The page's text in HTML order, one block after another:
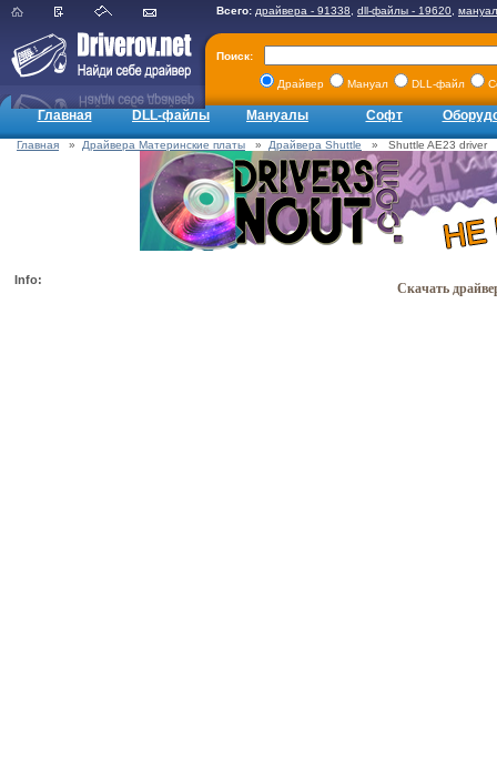
Всего: драйвера - 91338 dll-файлы - 19620
Поиск:
Драйвер Мануал DLL-файл
Главная DLL-файлы Мануалы Софт
Главная » Драйвера Материнские платы » Драйвера Shuttle » Shuttle AE23 driver
Info:
Скачать